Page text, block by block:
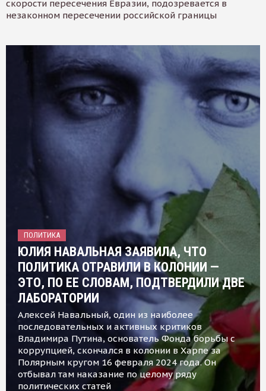
скорости пересечения Евразии, подозревается в
незаконном пересечении российской границы
ПОЛИТИКА
ЮЛИЯ НАВАЛЬНАЯ ЗАЯВИЛА, ЧТО
ПОЛИТИКА ОТРАВИЛИ В КОЛОНИИ —
ЭТО, ПО ЕЕ СЛОВАМ, ПОДТВЕРДИЛИ ДВЕ
ЛАБОРАТОРИИ
Алексей Навальный, один из наиболее
последовательных и активных критиков
Владимира Путина, основатель Фонда борьбы с
коррупцией, скончался в колонии в Харпе за
Полярным кругом 16 февраля 2024 года. Он
отбывал там наказание по целому ряду
политических статей